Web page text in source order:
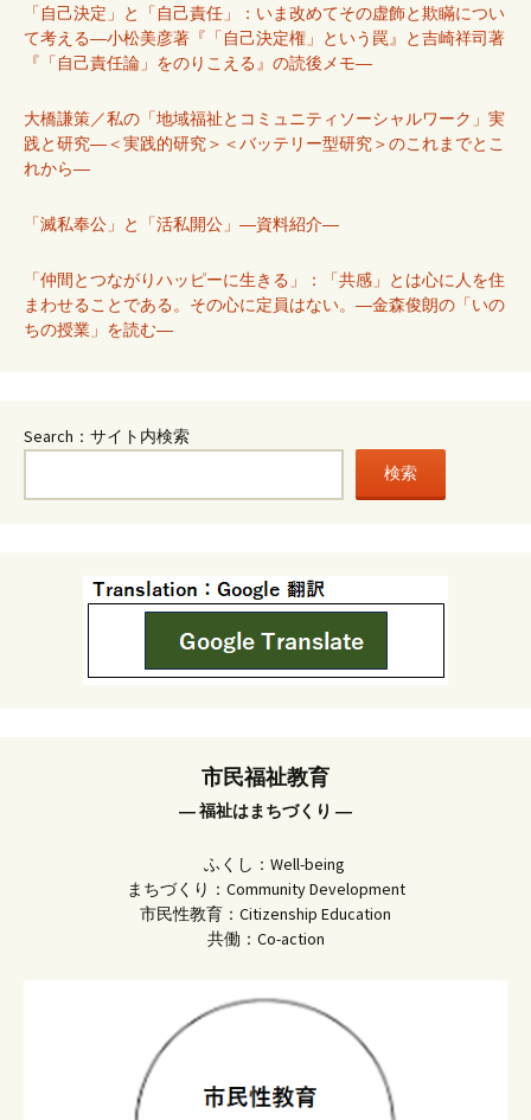
「自己決定」と「自己責任」：いま改めてその虚飾と欺瞞につい
て考える―小松美彦著『「自己決定権」という罠』と吉崎祥司著
『「自己責任論」をのりこえる』の読後メモ―
大橋謙策／私の「地域福祉とコミュニティソーシャルワーク」実
践と研究―＜実践的研究＞＜バッテリー型研究＞のこれまでとこ
れから―
「滅私奉公」と「活私開公」―資料紹介―
「仲間とつながりハッピーに生きる」：「共感」とは心に人を住
まわせることである。その心に定員はない。―金森俊朗の「いの
ちの授業」を読む―
Search：サイト内検索
検索
市民福祉教育
― 福祉はまちづくり ―
ふくし：Well-being
まちづくり：Community Development
市民性教育：Citizenship Education
共働：Co-action